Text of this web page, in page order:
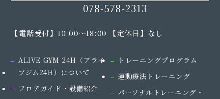
078-578-2313
【電話受付】10:00～18:00 【定休日】なし
ALIVE GYM 24H（アライ
ブジム24H） について
フロアガイド・設備紹介
トレーニングプログラム
運動療法トレーニング
パーソナルトレーニング・